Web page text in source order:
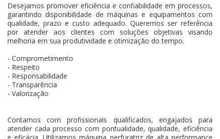
Desejamos promover eficiência e confiabilidade em processos,
garantindo disponibilidade de máquinas e equipamentos com
qualidade, prazo e custo adequado. Queremos ser referência
por atender aos clientes com soluções objetivas visando
melhoria em sua produtividade e otimização do tempo.
- Comprometimento
- Respeito
- Responsabilidade
- Transparência
- Valorização
Contamos com profissionais qualificados, engajados para
atender cada processo com pontualidade, qualidade, eficiência
e eficácia. Utilizamos máquina perfuratriz de alta performance